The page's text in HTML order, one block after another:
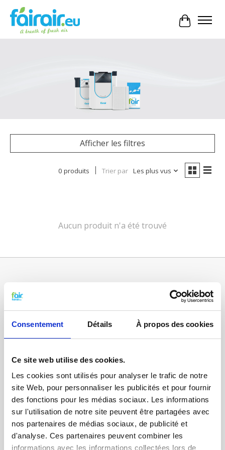
Consentement Détails À propos des cookies
Ce site web utilise des cookies.
Les cookies sont utilisés pour analyser le trafic de notre
site Web, pour personnaliser les publicités et pour fournir
des fonctions pour les médias sociaux. Les informations
sur l'utilisation de notre site peuvent être partagées avec
nos partenaires de médias sociaux, de publicité et
d'analyse. Ces partenaires peuvent combiner les
informations avec les informations collectées lors de
Panier
Afficher les filtres
0 produits Trier par Les plus vus
Aucun produit n'a été trouvé
FILTRES VMC DOUBLE FLUX
FILTRE À AIR POUR CHAUFFAGE
TISSUS FILTRANTS ET MATS
FILTRES À POCHES